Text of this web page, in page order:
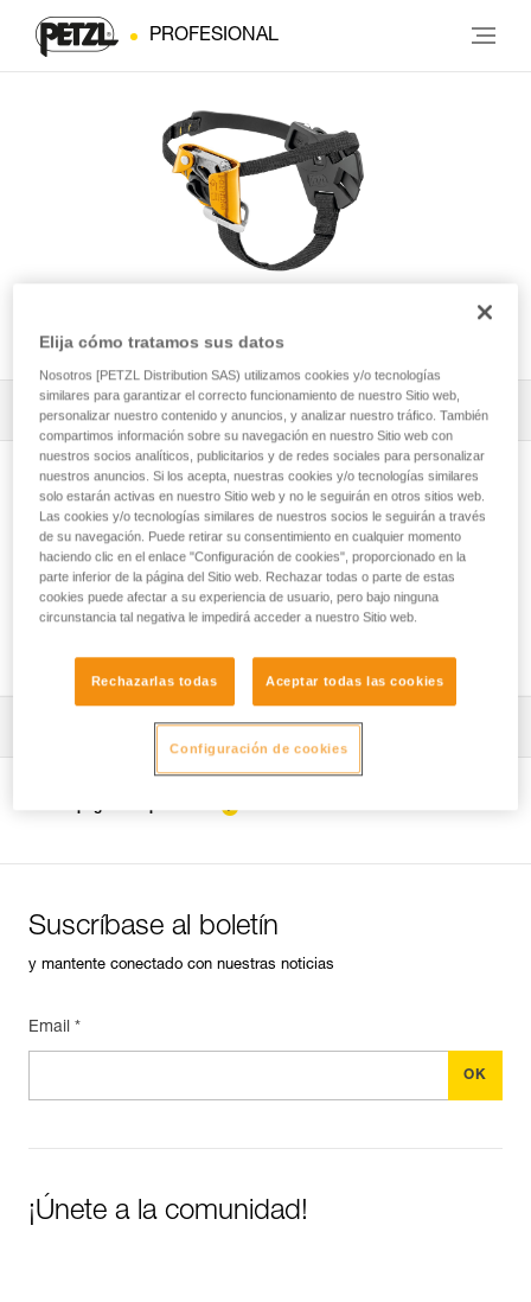
PROFESIONAL
PANTIN® CLICK
Todos los contenidos técnicos 1 Filtrar
Instalación del ZIGZAG en SRS para el
Descargar ficha técnica (PDF)
Suscríbase al boletín
y mantente conectado con nuestras noticias
Email *
¡Únete a la comunidad!
Elija cómo tratamos sus datos
Nosotros [PETZL Distribution SAS) utilizamos cookies y/o tecnologías
similares para garantizar el correcto funcionamiento de nuestro Sitio web,
personalizar nuestro contenido y anuncios, y analizar nuestro tráfico. También
compartimos información sobre su navegación en nuestro Sitio web con
nuestros socios analíticos, publicitarios y de redes sociales para personalizar
nuestros anuncios. Si los acepta, nuestras cookies y/o tecnologías similares
solo estarán activas en nuestro Sitio web y no le seguirán en otros sitios web.
Las cookies y/o tecnologías similares de nuestros socios le seguirán a través
de su navegación. Puede retirar su consentimiento en cualquier momento
haciendo clic en el enlace "Configuración de cookies", proporcionado en la
parte inferior de la página del Sitio web. Rechazar todas o parte de estas
cookies puede afectar a su experiencia de usuario, pero bajo ninguna
circunstancia tal negativa le impedirá acceder a nuestro Sitio web.
Rechazarlas todas Aceptar todas las cookies
Configuración de cookies